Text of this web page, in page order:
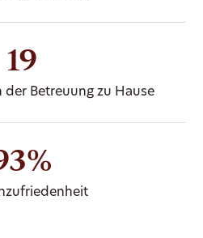
19
der Betreuung zu Hause